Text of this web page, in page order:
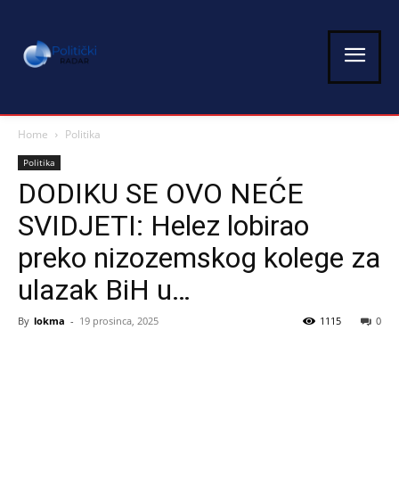
Home Politika
Politika
DODIKU SE OVO NEĆE
SVIDJETI: Helez lobirao
preko nizozemskog kolege za
ulazak BiH u…
By lokma - 19 prosinca, 2025 0
1115